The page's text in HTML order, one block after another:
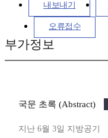
내보내기
오류접수
부가정보
국문 초록 (Abstract)
지난 6월 3일 지방공기